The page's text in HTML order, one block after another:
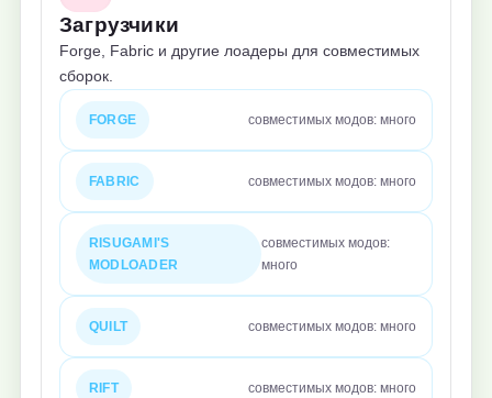
Загрузчики
Forge, Fabric и другие лоадеры для совместимых
сборок.
FORGE совместимых модов: много
FABRIC совместимых модов: много
RISUGAMI'S
MODLOADER
совместимых модов:
много
QUILT совместимых модов: много
RIFT совместимых модов: много